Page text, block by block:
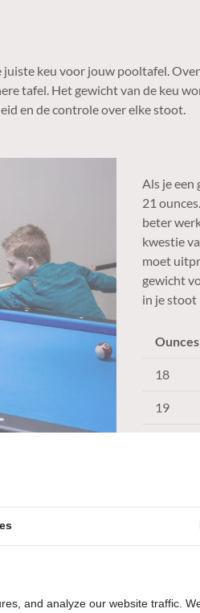
keu voor jouw pooltafel.
tafel. Het gewicht van de keu
en de controle over elke stoot.
Als je een
21
beter
kwestie
moet
gewicht
in je stoot
Ounces
18
19
and analyze our website traffic.